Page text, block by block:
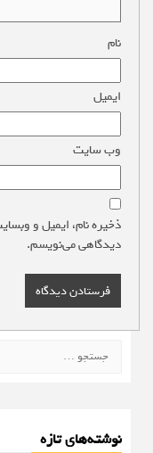
نام
ایمیل
وب‌ سایت
ذخیره نام، ایمیل و
دیدگاهی می‌نویسم.
برای:
نوشته‌های تازه